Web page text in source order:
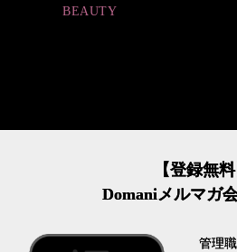
BEAUTY
【登録無料
Domaniメルマガ
管理